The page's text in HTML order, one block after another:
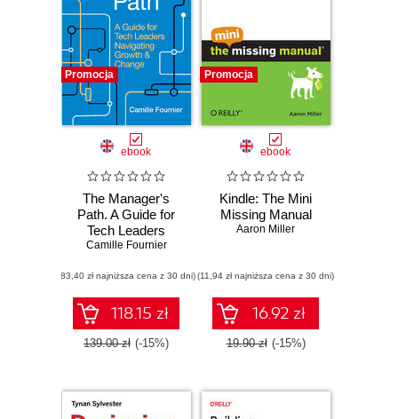
Promocja
ebook
The Manager's
Path. A Guide for
Tech Leaders
Navigating Growth
Camille Fournier
(83,40 zł najniższa cena z 30 dni)
118.15 zł
139.00 zł (-15%)
Promocja
ebook
Kindle: The Mini
Missing Manual
Aaron Miller
(11,94 zł najniższa cena z 30 dni)
16.92 zł
19.90 zł (-15%)